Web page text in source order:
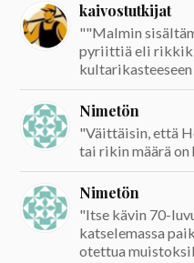
kaivostutkijat
""Malmin
pyriittiä eli
kultarikasteeseen
Nimetön
"Väittäisin, että
tai rikin määrä on
Nimetön
"Itse kävin 70-
katselemassa
otettua